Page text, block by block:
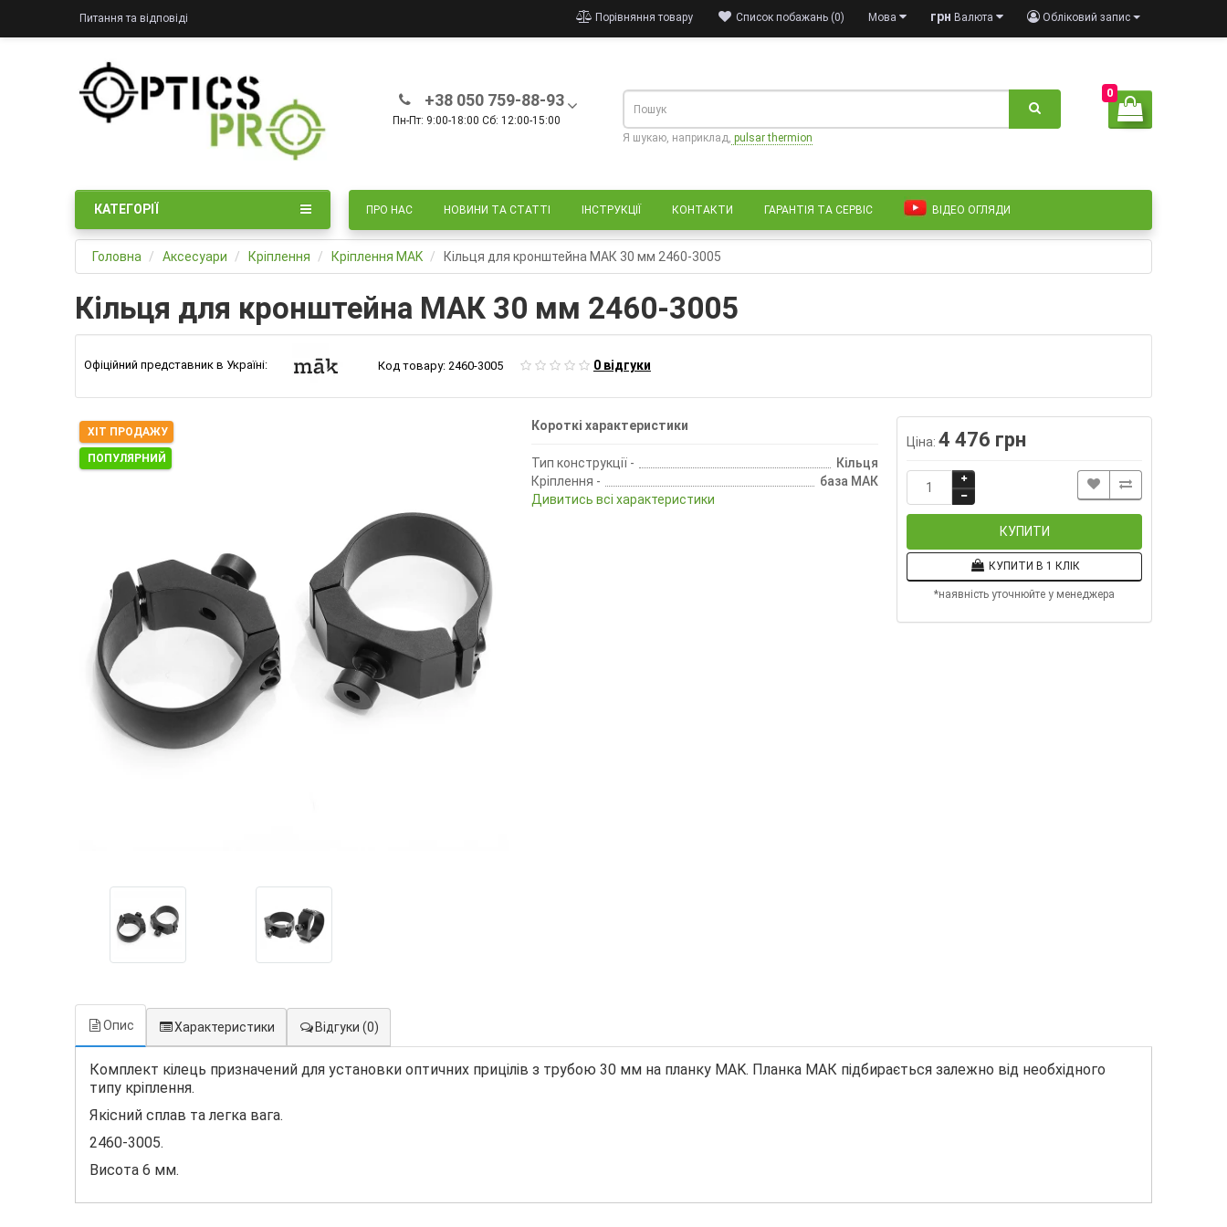
Питання та відповіді Обліковий запис
грн Валюта
Мова
Список побажань (0)
Порівняння товару
+38 050 759-88-93
Пн-Пт: 9:00-18:00 Сб: 12:00-15:00
0
Я шукаю, наприклад, pulsar thermion
ПРО НАС НОВИНИ ТА СТАТТІ ІНСТРУКЦІЇ КОНТАКТИ ГАРАНТІЯ ТА СЕРВІС ВІДЕО ОГЛЯДИ
КАТЕГОРІЇ
Головна Аксесуари Кріплення Кріплення MAK Кільця для кронштейна МАК 30 мм 2460-3005
Кільця для кронштейна МАК 30 мм 2460-3005
Офіційний представник в Україні: Код товару: 2460-3005 0 відгуки
ХІТ ПРОДАЖУ
ПОПУЛЯРНИЙ
Короткі характеристики
Тип конструкції -
Кільця
Кріплення -
база МАК
Дивитись всі характеристики
Ціна: 4 476 грн
КУПИТИ
КУПИТИ В 1 КЛІК
*наявність уточнюйте у менеджера
Опис Характеристики Відгуки (0)
Комплект кілець призначений для установки оптичних прицілів з трубою 30 мм на планку MAK. Планка МАК підбирається залежно від необхідного
типу кріплення.
Якісний сплав та легка вага.
2460-3005.
Висота 6 мм.